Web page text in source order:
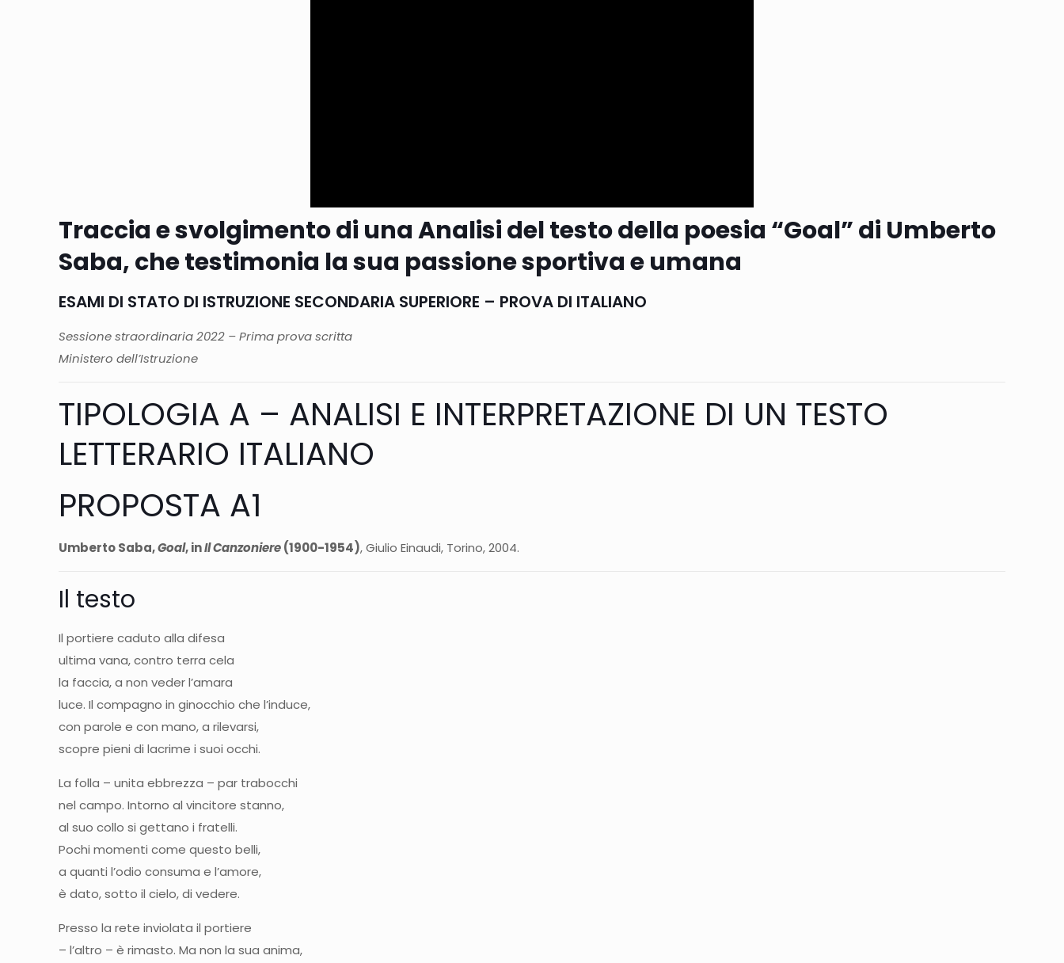
Traccia e svolgimento di una Analisi del testo della poesia “Goal” di Umberto
Saba, che testimonia la sua passione sportiva e umana
ESAMI DI STATO DI ISTRUZIONE SECONDARIA SUPERIORE – PROVA DI ITALIANO
Sessione straordinaria 2022 – Prima prova scritta
Ministero dell’Istruzione
TIPOLOGIA A – ANALISI E INTERPRETAZIONE DI UN TESTO
LETTERARIO ITALIANO
PROPOSTA A1
Umberto Saba,Goal, inIl Canzoniere(1900-1954), Giulio Einaudi, Torino, 2004.
Il testo
Il portiere caduto alla difesa
ultima vana, contro terra cela
la faccia, a non veder l’amara
luce. Il compagno in ginocchio che l’induce,
con parole e con mano, a rilevarsi,
scopre pieni di lacrime i suoi occhi.
La folla – unita ebbrezza – par trabocchi
nel campo. Intorno al vincitore stanno,
al suo collo si gettano i fratelli.
Pochi momenti come questo belli,
a quanti l’odio consuma e l’amore,
è dato, sotto il cielo, di vedere.
Presso la rete inviolata il portiere
– l’altro – è rimasto. Ma non la sua anima,